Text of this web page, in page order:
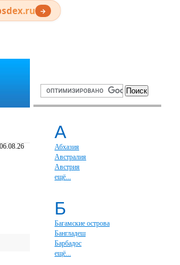
→
А
Абхазия
Австралия
Австрия
ещё...
Б
Багамские острова
Бангладеш
Барбадос
ещё...